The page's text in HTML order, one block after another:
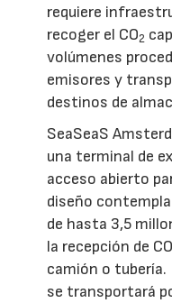
requiere
recoger el CO2
volúmenes
emisores y
destinos de
SeaSeaS
una terminal de
acceso abierto
diseño
de hasta 3,5
la recepción de CO
camión o tubería.
se transportará